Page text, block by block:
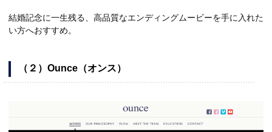
結婚記念に一生残る、高品質なエンディングムービーを手に入れた
い方へおすすめ。
（２）Ounce（オンス）